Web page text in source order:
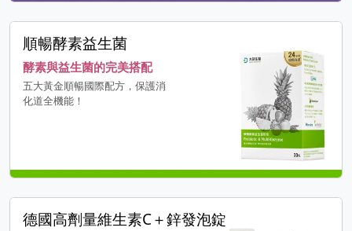
順暢酵素益生菌
酵素與益生菌的完美搭配
五大黃金順暢國際配方，保護消
化道全機能！
德國高劑量維生素C＋鋅發泡錠